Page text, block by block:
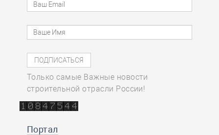
Только самые Важные новости
строительной отрасли России!
Портал